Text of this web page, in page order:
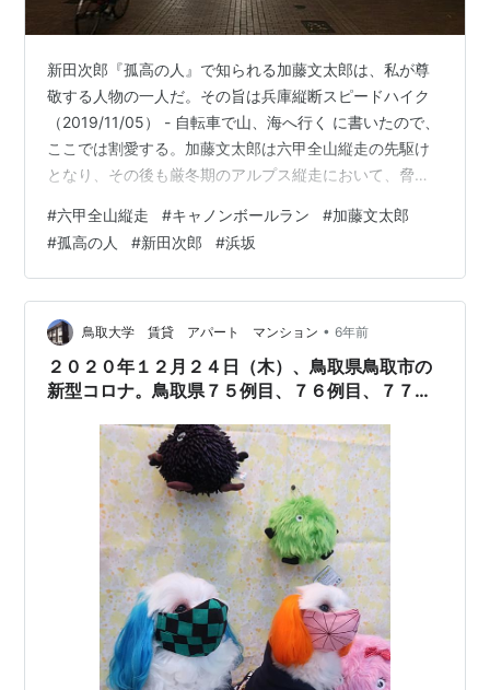
新田次郎『孤高の人』で知られる加藤文太郎は、私が尊
敬する人物の一人だ。その旨は兵庫縦断スピードハイク
（2019/11/05） - 自転車で山、海へ行く に書いたので、
ここでは割愛する。加藤文太郎は六甲全山縦走の先駆け
となり、その後も厳冬期のアルプス縦走において、脅威
ットや、GORE-TEXをはじめとする、優れた防水性と軽
量性を兼ね備えた登山用ウェアがある現代でさえも、冬
のアルプスは夏と比べ物にならないほど危険で、入山を
許されるのは一部の上級者に限られる。彼が熱心に山を
駆けた時代は大正から昭和初期にかけてであり、その頃
の装備は現代のものと比較する…
#六甲全山縦走 #キャノンボールラン #加藤文太郎
#孤高の人 #新田次郎 #浜坂
鳥取大学 賃貸 アパート マンション • 6年前
２０２０年１２月２４日（木）、鳥取県鳥取市の
新型コロナ。鳥取県７５例目、７６例目、７７例
取 #コロナ #浜坂小学校